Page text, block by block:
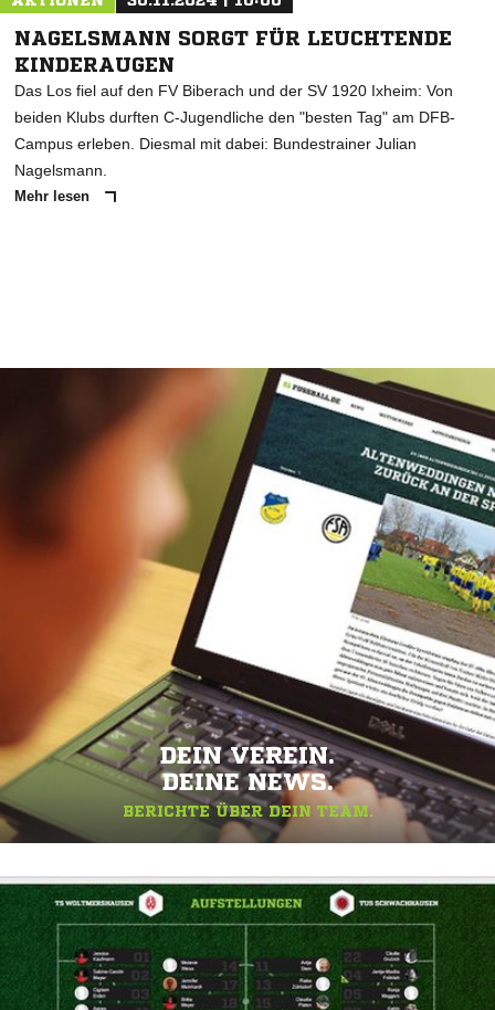
NAGELSMANN SORGT FÜR LEUCHTENDE
KINDERAUGEN
Das Los fiel auf den FV Biberach und der SV 1920 Ixheim: Von
beiden Klubs durften C-Jugendliche den "besten Tag" am DFB-
Campus erleben. Diesmal mit dabei: Bundestrainer Julian
Nagelsmann.
Mehr lesen
DEIN VEREIN.
DEINE NEWS.
BERICHTE ÜBER DEIN TEAM.